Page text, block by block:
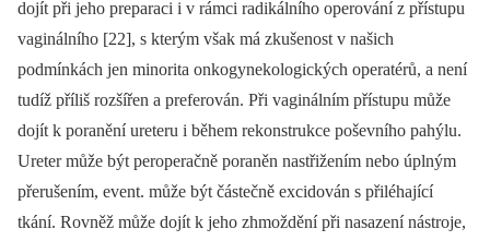
dojít při jeho preparaci i v rámci radikálního operování z přístupu
vaginálního [22], s kterým však má zkušenost v našich
podmínkách jen minorita onkogynekologických operatérů, a není
tudíž příliš rozšířen a preferován. Při vaginálním přístupu může
dojít k poranění ureteru i během rekonstrukce poševního pahýlu.
Ureter může být peroperačně poraněn nastřižením nebo úplným
přerušením, event. může být částečně excidován s přiléhající
tkání. Rovněž může dojít k jeho zhmoždění při nasazení nástroje,